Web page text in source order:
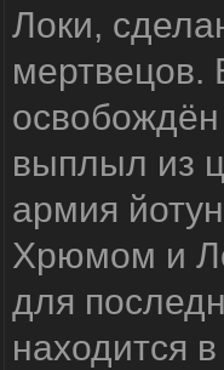
Локи,
мертвецов.
выплыл из
армия
Хрюмом и
для
находится